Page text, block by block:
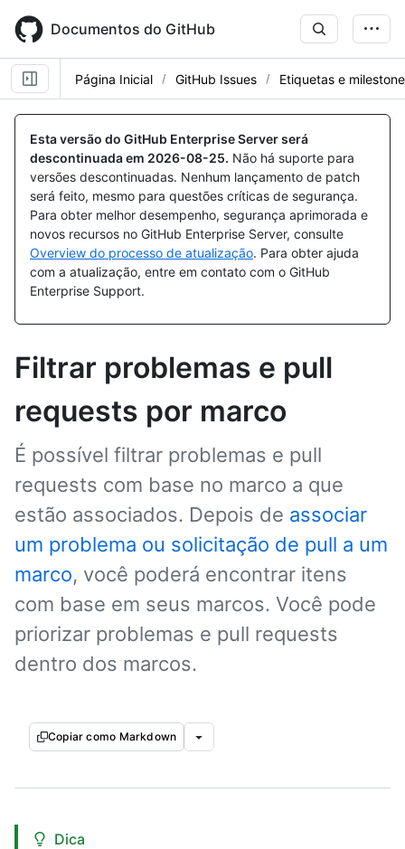
main
content
Documentos do GitHub
Página Inicial GitHub Issues Etiquetas e
Esta versão do GitHub Enterprise Server será
descontinuada em 2026-08-25. Não há suporte para
versões descontinuadas. Nenhum lançamento de patch
será feito, mesmo para questões críticas de segurança.
Para obter melhor desempenho, segurança aprimorada e
novos recursos no GitHub Enterprise Server, consulte
Overview do processo de atualização. Para obter ajuda
com a atualização, entre em contato com o GitHub
Enterprise Support.
Filtrar problemas e pull
requests por marco
É possível filtrar problemas e pull
requests com base no marco a que
estão associados. Depois de associar
um problema ou solicitação de pull a um
marco, você poderá encontrar itens
com base em seus marcos. Você pode
priorizar problemas e pull requests
dentro dos marcos.
Copiar como Markdown
Dica